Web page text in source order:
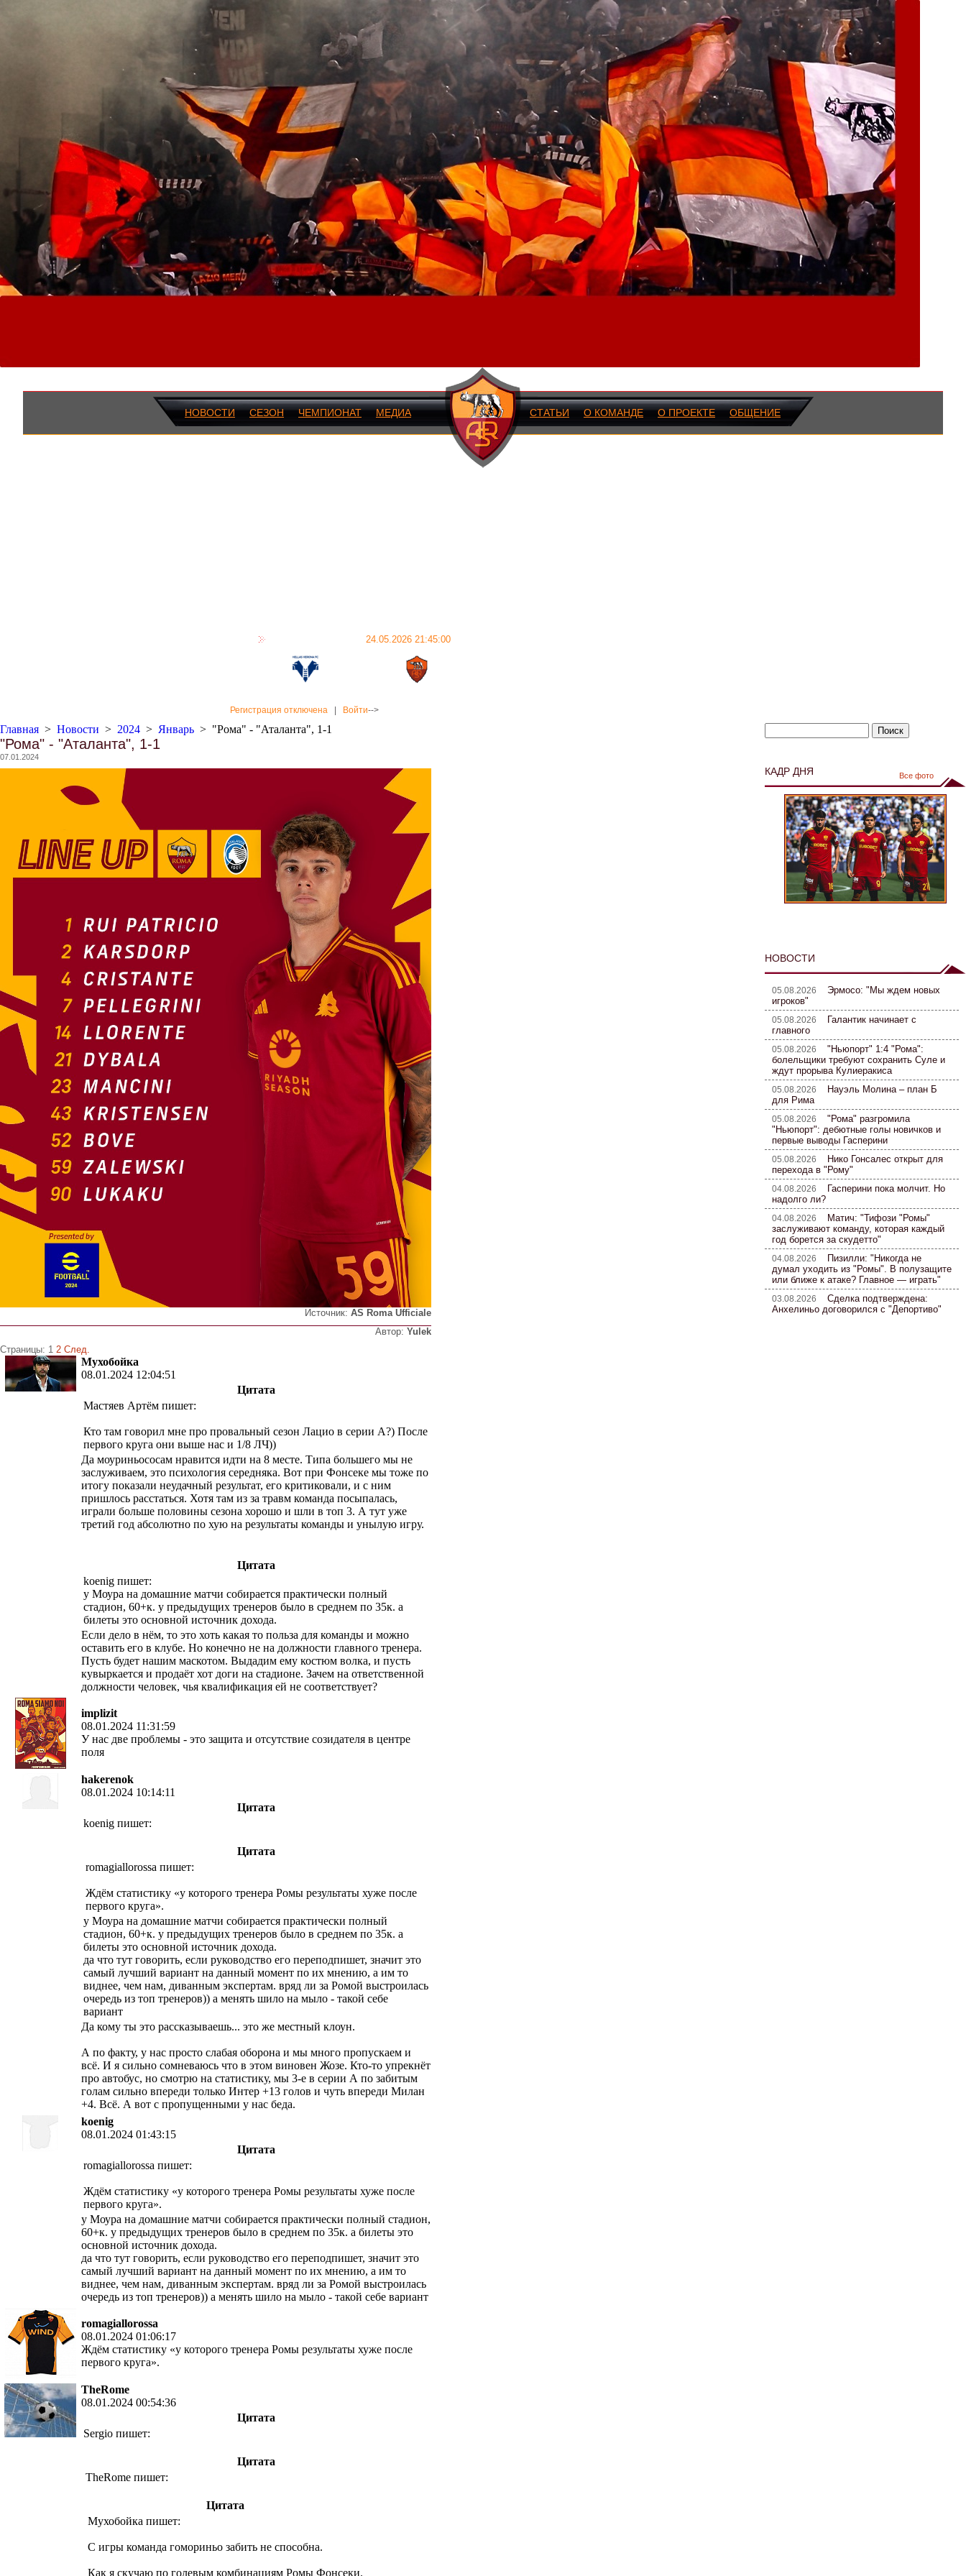
НОВОСТИ СЕЗОН ЧЕМПИОНАТ МЕДИА СТАТЬИ О КОМАНДЕ О ПРОЕКТЕ ОБЩЕНИЕ
24.05.2026 21:45:00
Регистрация отключена Войти-->
Главная > Новости > 2024 > Январь > "Рома" - "Аталанта", 1-1
"Рома" - "Аталанта", 1-1
07.01.2024
Источник: AS Roma Ufficiale
Автор: Yulek
Страницы: 1 2 След.
Мухобойка
08.01.2024 12:04:51
Цитата
Мастяев Артём пишет:
Кто там говорил мне про провальный сезон Лацио в серии А?) После
первого круга они выше нас и 1/8 ЛЧ))
Да моуриньососам нравится идти на 8 месте. Типа большего мы не
заслуживаем, это психология середняка. Вот при Фонсеке мы тоже по
итогу показали неудачный результат, его критиковали, и с ним
пришлось расстаться. Хотя там из за травм команда посыпалась,
играли больше половины сезона хорошо и шли в топ 3. А тут уже
третий год абсолютно по хую на результаты команды и унылую игру.
Цитата
koenig пишет:
у Моура на домашние матчи собирается практически полный
стадион, 60+к. у предыдущих тренеров было в среднем по 35к. а
билеты это основной источник дохода.
Если дело в нём, то это хоть какая то польза для команды и можно
оставить его в клубе. Но конечно не на должности главного тренера.
Пусть будет нашим маскотом. Выдадим ему костюм волка, и пусть
кувыркается и продаёт хот доги на стадионе. Зачем на ответственной
должности человек, чья квалификация ей не соответствует?
implizit
08.01.2024 11:31:59
У нас две проблемы - это защита и отсутствие созидателя в центре
поля
hakerenok
08.01.2024 10:14:11
Цитата
koenig пишет:
Цитата
romagiallorossa пишет:
Ждём статистику «у которого тренера Ромы результаты хуже после
первого круга».
у Моура на домашние матчи собирается практически полный
стадион, 60+к. у предыдущих тренеров было в среднем по 35к. а
билеты это основной источник дохода.
да что тут говорить, если руководство его переподпишет, значит это
самый лучший вариант на данный момент по их мнению, а им то
виднее, чем нам, диванным экспертам. вряд ли за Ромой выстроилась
очередь из топ тренеров)) а менять шило на мыло - такой себе
вариант
Да кому ты это рассказываешь... это же местный клоун.
А по факту, у нас просто слабая оборона и мы много пропускаем и
всё. И я сильно сомневаюсь что в этом виновен Жозе. Кто-то упрекнёт
про автобус, но смотрю на статистику, мы 3-е в серии А по забитым
голам сильно впереди только Интер +13 голов и чуть впереди Милан
+4. Всё. А вот с пропущенными у нас беда.
koenig
08.01.2024 01:43:15
Цитата
romagiallorossa пишет:
Ждём статистику «у которого тренера Ромы результаты хуже после
первого круга».
у Моура на домашние матчи собирается практически полный стадион,
60+к. у предыдущих тренеров было в среднем по 35к. а билеты это
основной источник дохода.
да что тут говорить, если руководство его переподпишет, значит это
самый лучший вариант на данный момент по их мнению, а им то
виднее, чем нам, диванным экспертам. вряд ли за Ромой выстроилась
очередь из топ тренеров)) а менять шило на мыло - такой себе вариант
romagiallorossa
08.01.2024 01:06:17
Ждём статистику «у которого тренера Ромы результаты хуже после
первого круга».
TheRome
08.01.2024 00:54:36
Цитата
Sergio пишет:
Цитата
TheRome пишет:
Цитата
Мухобойка пишет:
С игры команда гомориньо забить не способна.
Как я скучаю по голевым комбинациям Ромы Фонсеки.
КАДР ДНЯ Все фото
НОВОСТИ
05.08.2026 Эрмосо: "Мы ждем новых
игроков"
05.08.2026
Галантик начинает с
главного
05.08.2026 "Ньюпорт" 1:4 "Рома":
болельщики требуют сохранить Суле и
ждут прорыва Кулиеракиса
05.08.2026
Науэль Молина – план Б
для Рима
05.08.2026 "Рома" разгромила
"Ньюпорт": дебютные голы новичков и
первые выводы Гасперини
05.08.2026
Нико Гонсалес открыт для
перехода в "Рому"
04.08.2026
Гасперини пока молчит. Но
надолго ли?
04.08.2026
Матич: "Тифози "Ромы"
заслуживают команду, которая каждый
год борется за скудетто"
04.08.2026
Пизилли: "Никогда не
думал уходить из "Ромы". В полузащите
или ближе к атаке? Главное — играть"
03.08.2026 Сделка подтверждена:
Анхелиньо договорился с "Депортиво"